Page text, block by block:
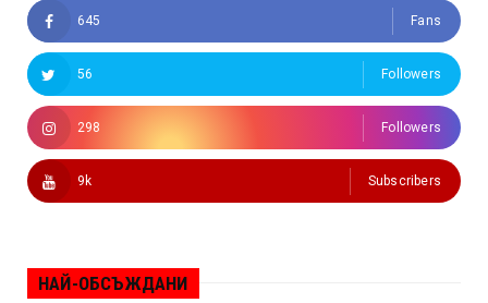
645 Fans
56 Followers
298 Followers
9k Subscribers
НАЙ-ОБСЪЖДАНИ